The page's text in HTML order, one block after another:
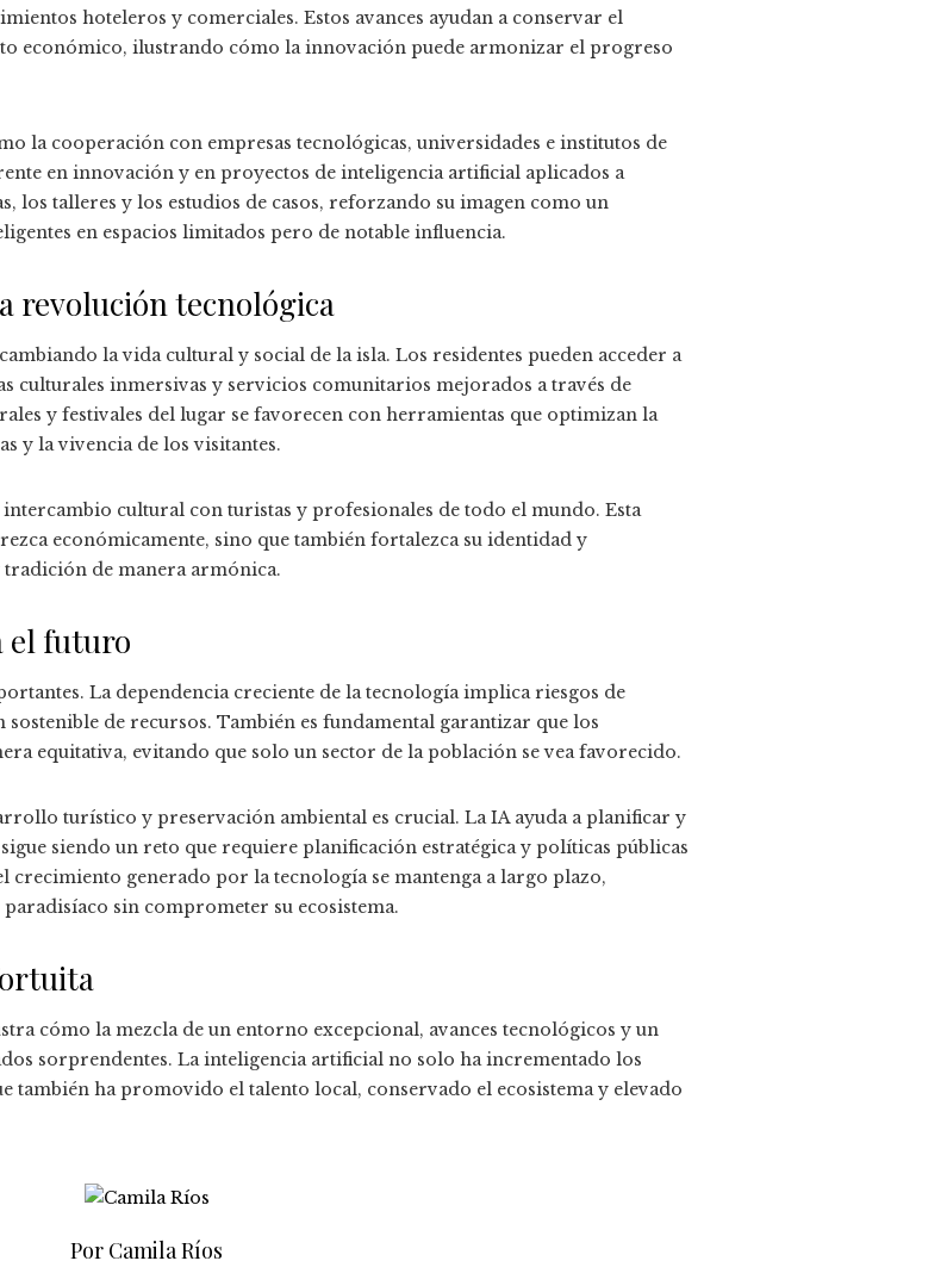
hoteleros y comerciales. Estos avances ayudan a conservar el
económico, ilustrando cómo la innovación puede armonizar el progreso
la cooperación con empresas tecnológicas, universidades e institutos de
en innovación y en proyectos de inteligencia artificial aplicados a
los talleres y los estudios de casos, reforzando su imagen como un
en espacios limitados pero de notable influencia.
revolución tecnológica
la vida cultural y social de la isla. Los residentes pueden acceder a
culturales inmersivas y servicios comunitarios mejorados a través de
y festivales del lugar se favorecen con herramientas que optimizan la
y la vivencia de los visitantes.
cultural con turistas y profesionales de todo el mundo. Esta
económicamente, sino que también fortalezca su identidad y
de manera armónica.
el futuro
La dependencia creciente de la tecnología implica riesgos de
de recursos. También es fundamental garantizar que los
equitativa, evitando que solo un sector de la población se vea favorecido.
turístico y preservación ambiental es crucial. La IA ayuda a planificar y
siendo un reto que requiere planificación estratégica y políticas públicas
crecimiento generado por la tecnología se mantenga a largo plazo,
sin comprometer su ecosistema.
cómo la mezcla de un entorno excepcional, avances tecnológicos y un
sorprendentes. La inteligencia artificial no solo ha incrementado los
también ha promovido el talento local, conservado el ecosistema y elevado
Por Camila Ríos